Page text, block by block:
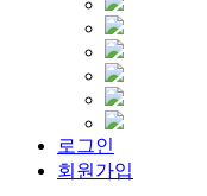
로그인
회원가입